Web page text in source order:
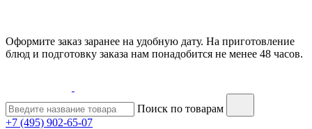
Оформите заказ заранее на удобную дату. На приготовление
блюд и подготовку заказа нам понадобится не менее 48 часов.
Поиск по товарам
+7 (495) 902-65-07